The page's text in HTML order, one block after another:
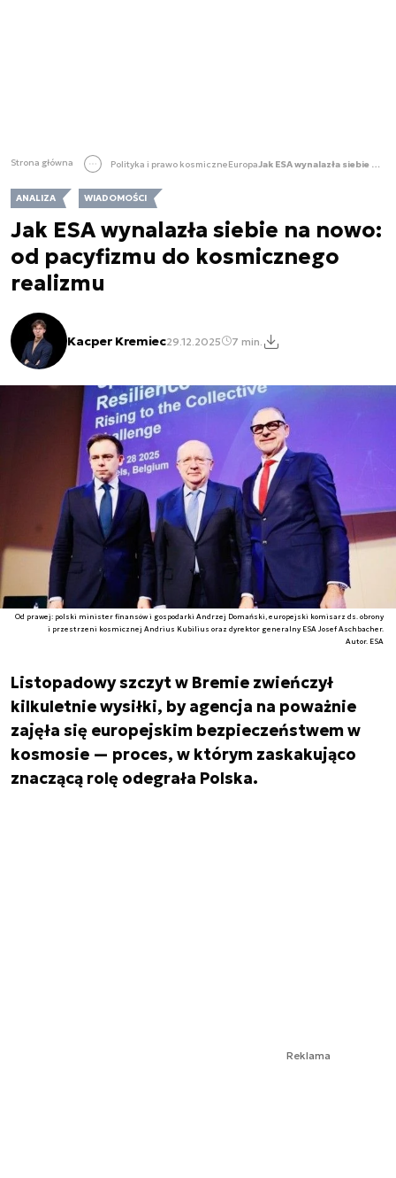
Strona główna Polityka i prawo kosmiczneEuropa Jak ESA wynalazła siebie na nowo: od pacyfizmu do kosmicznego realizmu
ANALIZA WIADOMOŚCI
Jak ESA wynalazła siebie na nowo:
od pacyfizmu do kosmicznego
realizmu
Kacper Kremiec29.12.2025 7 min.
Od prawej: polski minister finansów i gospodarki Andrzej Domański, europejski komisarz ds. obrony
i przestrzeni kosmicznej Andrius Kubilius oraz dyrektor generalny ESA Josef Aschbacher.
Autor. ESA
Listopadowy szczyt w Bremie zwieńczył
kilkuletnie wysiłki, by agencja na poważnie
zajęła się europejskim bezpieczeństwem w
kosmosie — proces, w którym zaskakująco
znaczącą rolę odegrała Polska.
Reklama